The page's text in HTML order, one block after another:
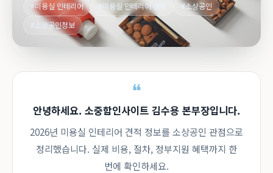
#미용실 인테리어 #미용실 인테리어 견적
#소상공인
#소상공인정보
안녕하세요. 소중함인사이트 김수용 본부장입니다.
2026년 미용실 인테리어 견적 정보를 소상공인 관점으로
정리했습니다. 실제 비용, 절차, 정부지원 혜택까지 한
번에 확인하세요.